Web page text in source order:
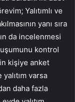
Yalıtımlı ve
yanı sıra
da incelenmesi
kontrol
kişiye anket
varsa
daha fazla